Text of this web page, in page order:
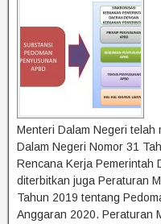
Menteri Dalam Negeri telah
Dalam Negeri Nomor 31
Rencana Kerja Pemerintah
diterbitkan juga Peraturan
Tahun 2019 tentang
Anggaran 2020. Peraturan